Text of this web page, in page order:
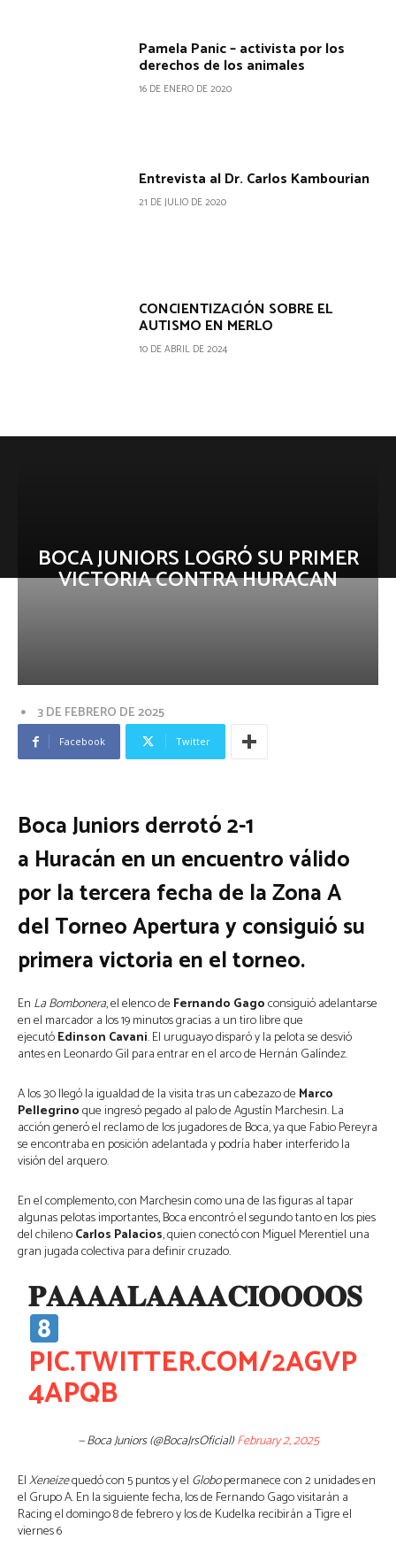
Pamela Panic – activista por los
derechos de los animales
16 DE ENERO DE 2020
Entrevista al Dr. Carlos Kambourian
21 DE JULIO DE 2020
CONCIENTIZACIÓN SOBRE EL
AUTISMO EN MERLO
10 DE ABRIL DE 2024